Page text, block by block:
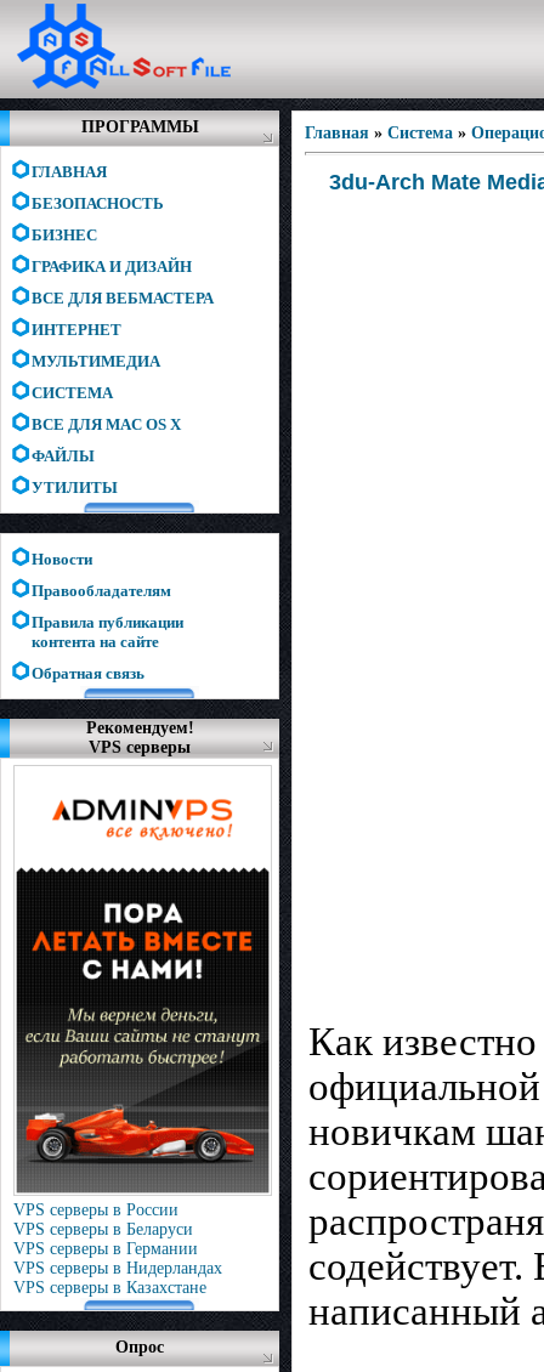
ПРОГРАММЫ
ГЛАВНАЯ
БЕЗОПАСНОСТЬ
БИЗНЕС
ГРАФИКА И ДИЗАЙН
ВСЕ ДЛЯ ВЕБМАСТЕРА
ИНТЕРНЕТ
МУЛЬТИМЕДИА
СИСТЕМА
ВСЕ ДЛЯ MAC OS X
ФАЙЛЫ
УТИЛИТЫ
Новости
Правообладателям
Правила публикации
контента на сайте
Обратная связь
Рекомендуем!
VPS серверы
VPS серверы в России
VPS серверы в Беларуси
VPS серверы в Германии
VPS серверы в Нидерландах
VPS серверы в Казахстане
Опрос
Главная » Система »
3du-Arch Mate
Как
новичкам
написанный